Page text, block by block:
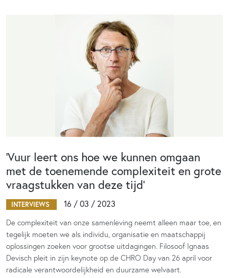
‘Vuur leert ons hoe we kunnen omgaan
met de toenemende complexiteit en grote
vraagstukken van deze tijd’
INTERVIEWS 16 / 03 / 2023
De complexiteit van onze samenleving neemt alleen maar toe, en
tegelijk moeten we als individu, organisatie en maatschappij
oplossingen zoeken voor grootse uitdagingen. Filosoof Ignaas
Devisch pleit in zijn keynote op de CHRO Day van 26 april voor
radicale verantwoordelijkheid en duurzame welvaart.